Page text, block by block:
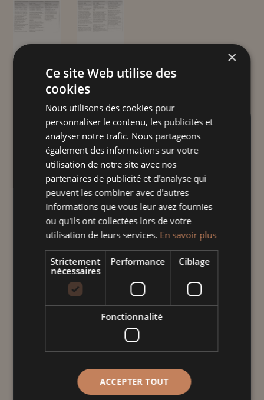
TERRINE OVALE ÉOLE
31,00€ –98,00€Plage
de
prix :
31,00 €
à
98,00 €
TTC
"La saison des pissenlits"
Terrine ovale fabriquée et décorée à la
main, dans notre atelier à Soufflenheim
en Alsace.
Compatible lave-vaisselle, micro-onde et
Terrine
×
Ce site Web utilise des
cookies
Nous utilisons des cookies pour
personnaliser le contenu, les publicités et
analyser notre trafic. Nous partageons
également des informations sur votre
utilisation de notre site avec nos
partenaires de publicité et d'analyse qui
peuvent les combiner avec d'autres
informations que vous leur avez fournies
ou qu'ils ont collectées lors de votre
utilisation de leurs services. En savoir plus
Strictement
nécessaires
Performance Ciblage
Fonctionnalité
ACCEPTER TOUT